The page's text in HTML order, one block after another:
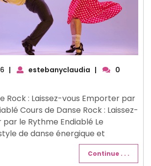
15| estebanyclaudia |
0
Rock : Laissez-vous Emporter par
Cours de Danse Rock : Laissez-
le Rythme Endiablé Le
de danse énergique et
Continue . . .